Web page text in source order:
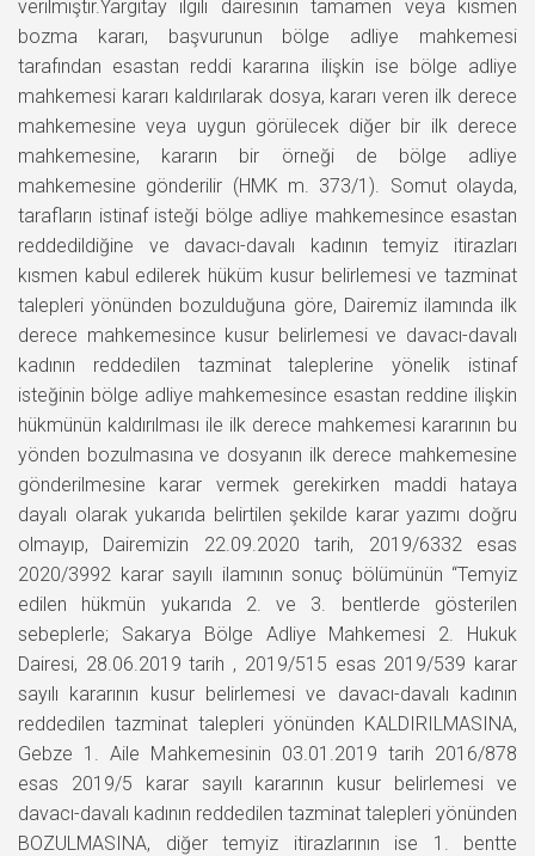
verilmiştir.Yargıtay ilgili dairesinin tamamen veya kısmen
bozma kararı, başvurunun bölge adliye mahkemesi
tarafından esastan reddi kararına ilişkin ise bölge adliye
mahkemesi kararı kaldırılarak dosya, kararı veren ilk derece
mahkemesine veya uygun görülecek diğer bir ilk derece
mahkemesine, kararın bir örneği de bölge adliye
mahkemesine gönderilir (HMK m. 373/1). Somut olayda,
tarafların istinaf isteği bölge adliye mahkemesince esastan
reddedildiğine ve davacı-davalı kadının temyiz itirazları
kısmen kabul edilerek hüküm kusur belirlemesi ve tazminat
talepleri yönünden bozulduğuna göre, Dairemiz ilamında ilk
derece mahkemesince kusur belirlemesi ve davacı-davalı
kadının reddedilen tazminat taleplerine yönelik istinaf
isteğinin bölge adliye mahkemesince esastan reddine ilişkin
hükmünün kaldırılması ile ilk derece mahkemesi kararının bu
yönden bozulmasına ve dosyanın ilk derece mahkemesine
gönderilmesine karar vermek gerekirken maddi hataya
dayalı olarak yukarıda belirtilen şekilde karar yazımı doğru
olmayıp, Dairemizin 22.09.2020 tarih, 2019/6332 esas
2020/3992 karar sayılı ilamının sonuç bölümünün “Temyiz
edilen hükmün yukarıda 2. ve 3. bentlerde gösterilen
sebeplerle; Sakarya Bölge Adliye Mahkemesi 2. Hukuk
Dairesi, 28.06.2019 tarih , 2019/515 esas 2019/539 karar
sayılı kararının kusur belirlemesi ve davacı-davalı kadının
reddedilen tazminat talepleri yönünden KALDIRILMASINA,
Gebze 1. Aile Mahkemesinin 03.01.2019 tarih 2016/878
esas 2019/5 karar sayılı kararının kusur belirlemesi ve
davacı-davalı kadının reddedilen tazminat talepleri yönünden
BOZULMASINA, diğer temyiz itirazlarının ise 1. bentte